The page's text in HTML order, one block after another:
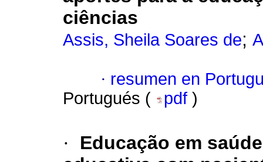
ciências
Assis, Sheila Soares de;
· resumen en
Portugués (
pdf )
·
Educação em